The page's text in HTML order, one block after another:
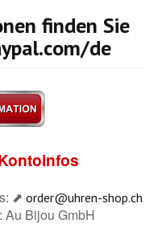
finden Sie
de
⬈ order@uhren-shop.ch
Au Bijou GmbH